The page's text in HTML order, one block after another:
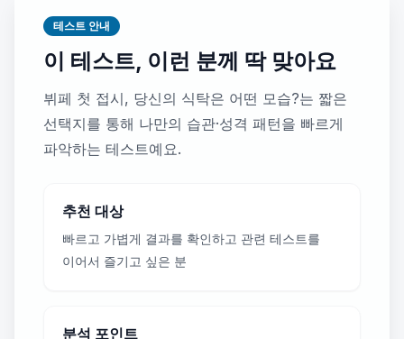
테스트 안내
이 테스트, 이런 분께 딱 맞아요
뷔페 첫 접시, 당신의 식탁은 어떤 모습?는 짧은
선택지를 통해 나만의 습관·성격 패턴을 빠르게
파악하는 테스트예요.
추천 대상
빠르고 가볍게 결과를 확인하고 관련 테스트를
이어서 즐기고 싶은 분
분석 포인트